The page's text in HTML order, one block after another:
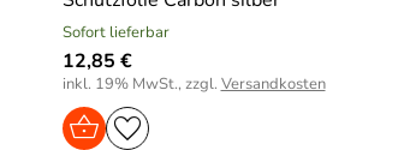
Sofort lieferbar
12,85 €
inkl. 19% MwSt., zzgl. Versandkosten